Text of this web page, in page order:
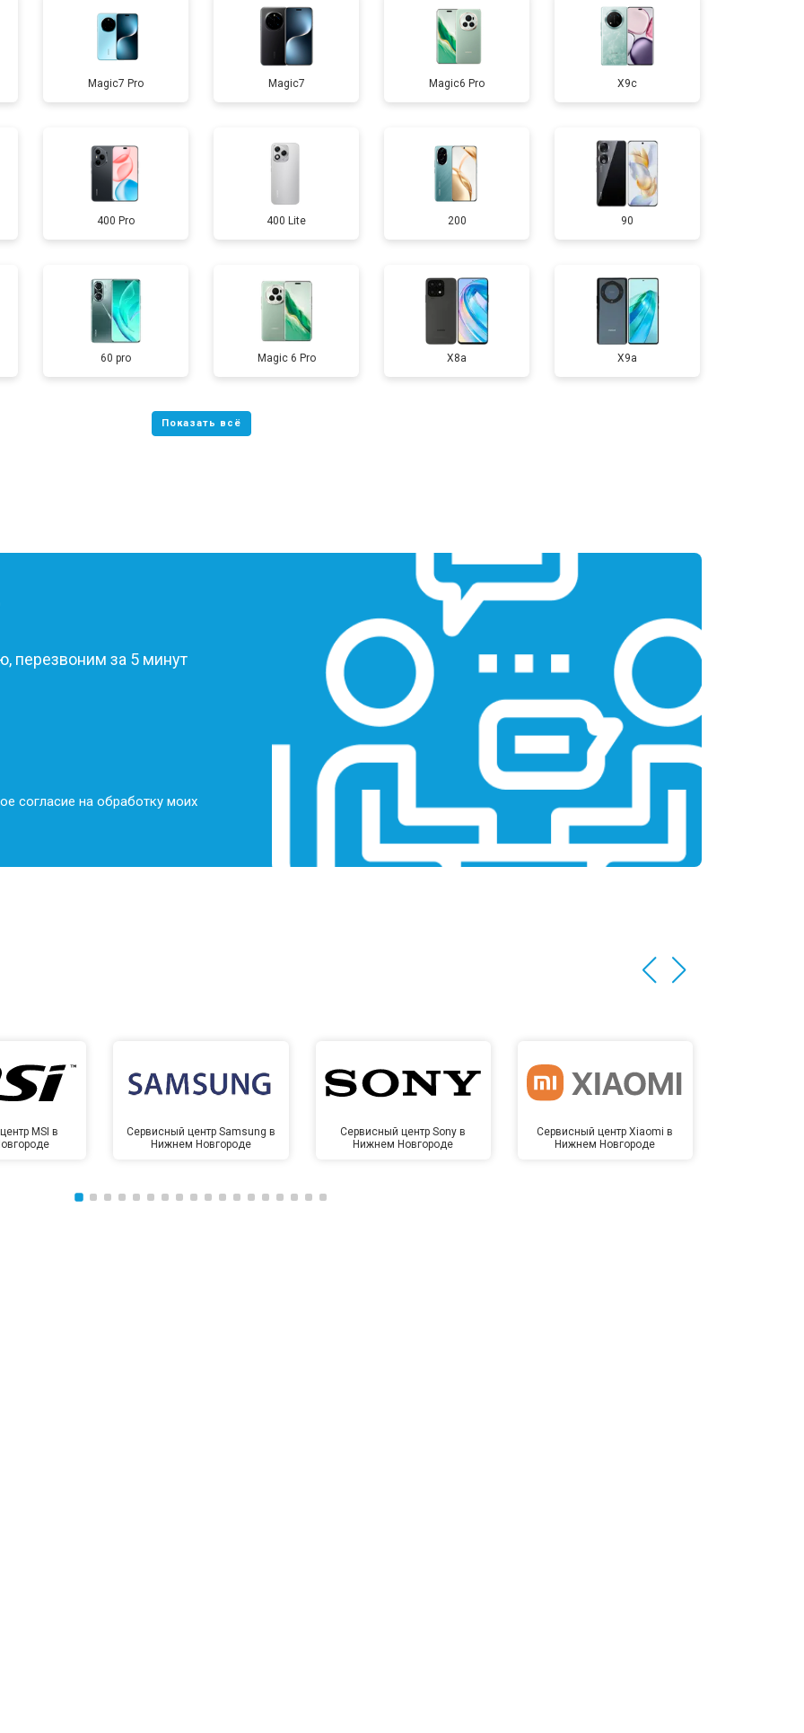
от 80 мин от 2700 ₽ Заказать
от 40 мин от 950 ₽ Заказать
от 70 мин от 1750 ₽ Заказать
от 60 мин от 3200 ₽ Заказать
от 60 мин от 1400 ₽ Заказать
Magic7 Pro Magic7 Magic6 Pro X9c
400 Pro 400 Lite 200 90
60 pro Magic 6 Pro X8a X9a
перезвоним за 5 минут
согласие на обработку моих
MSI в
Сервисный центр Samsung в
Нижнем Новгороде
Сервисный центр Sony в
Нижнем Новгороде
Сервисный центр Xiaomi в
Нижнем Новгороде